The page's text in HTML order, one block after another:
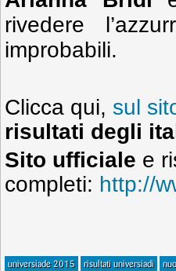
rivedere
improbabili.
Clicca qui, sul
risultati degli
Sito ufficiale e
completi: http://
universiade 2015 risultati universiadi